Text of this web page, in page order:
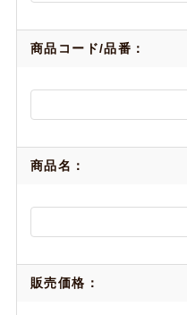
商品コード/品番：
商品名：
販売価格：